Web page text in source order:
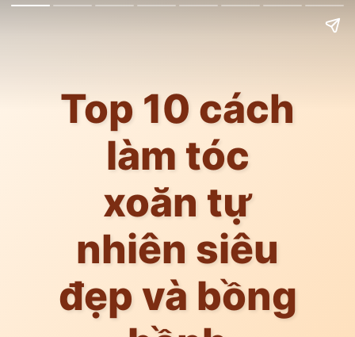
Top 10 cách
làm tóc
xoăn tự
nhiên siêu
đẹp và bồng